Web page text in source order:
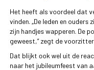
Het heeft als voordeel dat
vinden. „De leden en
zijn handjes wapperen. De
geweest,” zegt de
Dat blijkt ook wel uit de
naar het jubileumfeest van